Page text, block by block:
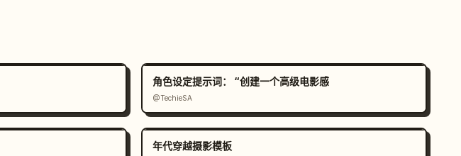
角色设定提示词： “创建一个高级电影感
@TechieSA
年代穿越摄影模板